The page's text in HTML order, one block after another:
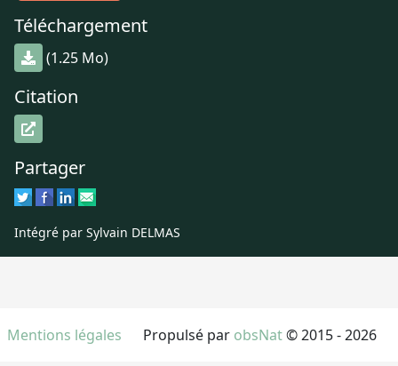
Téléchargement
(1.25 Mo)
Citation
Partager
Intégré par Sylvain DELMAS
Propulsé par obsNat© 2015 - 2026
Mentions légales